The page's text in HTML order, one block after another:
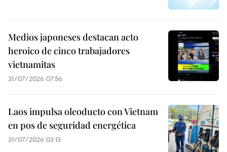
Medios japoneses destacan acto
heroico de cinco trabajadores
vietnamitas
31/07/2026 07:56
Laos impulsa oleoducto con Vietnam
en pos de seguridad energética
31/07/2026 03:13